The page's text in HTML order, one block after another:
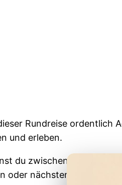
Rundreise ordentlich
und erleben.
du zwischendurch
oder nächsten Ort bleiben.